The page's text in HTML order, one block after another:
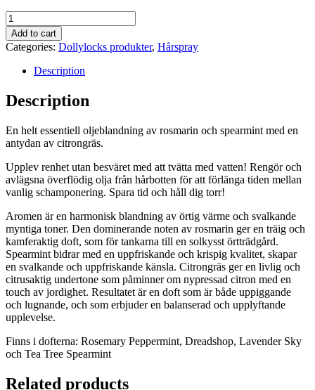
Cleansing
Spray
Dreadshop
quantity
Add to cart
Categories: Dollylocks produkter, Hårspray
Description
Description
En helt essentiell oljeblandning av rosmarin och spearmint med en
antydan av citrongräs.
Upplev renhet utan besväret med att tvätta med vatten! Rengör och
avlägsna överflödig olja från hårbotten för att förlänga tiden mellan
vanlig schamponering. Spara tid och håll dig torr!
Aromen är en harmonisk blandning av örtig värme och svalkande
myntiga toner. Den dominerande noten av rosmarin ger en träig och
kamferaktig doft, som för tankarna till en solkysst örtträdgård.
Spearmint bidrar med en uppfriskande och krispig kvalitet, skapar
en svalkande och uppfriskande känsla. Citrongräs ger en livlig och
citrusaktig undertone som påminner om nypressad citron med en
touch av jordighet. Resultatet är en doft som är både uppiggande
och lugnande, och som erbjuder en balanserad och upplyftande
upplevelse.
Finns i dofterna: Rosemary Peppermint, Dreadshop, Lavender Sky
och Tea Tree Spearmint
Related products